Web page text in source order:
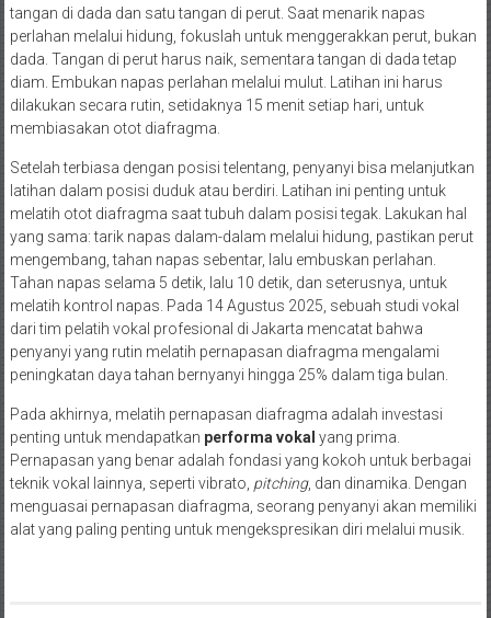
tangan di dada dan satu tangan di perut. Saat menarik napas
perlahan melalui hidung, fokuslah untuk menggerakkan perut, bukan
dada. Tangan di perut harus naik, sementara tangan di dada tetap
diam. Embukan napas perlahan melalui mulut. Latihan ini harus
dilakukan secara rutin, setidaknya 15 menit setiap hari, untuk
membiasakan otot diafragma.
Setelah terbiasa dengan posisi telentang, penyanyi bisa melanjutkan
latihan dalam posisi duduk atau berdiri. Latihan ini penting untuk
melatih otot diafragma saat tubuh dalam posisi tegak. Lakukan hal
yang sama: tarik napas dalam-dalam melalui hidung, pastikan perut
mengembang, tahan napas sebentar, lalu embuskan perlahan.
Tahan napas selama 5 detik, lalu 10 detik, dan seterusnya, untuk
melatih kontrol napas. Pada 14 Agustus 2025, sebuah studi vokal
dari tim pelatih vokal profesional di Jakarta mencatat bahwa
penyanyi yang rutin melatih pernapasan diafragma mengalami
peningkatan daya tahan bernyanyi hingga 25% dalam tiga bulan.
Pada akhirnya, melatih pernapasan diafragma adalah investasi
penting untuk mendapatkan performa vokal yang prima.
Pernapasan yang benar adalah fondasi yang kokoh untuk berbagai
teknik vokal lainnya, seperti vibrato, pitching, dan dinamika. Dengan
menguasai pernapasan diafragma, seorang penyanyi akan memiliki
alat yang paling penting untuk mengekspresikan diri melalui musik.